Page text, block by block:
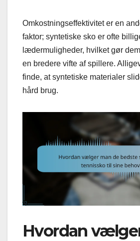
Omkostningseffektivitet er en
faktor; syntetiske sko er ofte
lædermuligheder, hvilket gør
en bredere vifte af spillere.
finde, at syntetiske materialer
hård brug.
Hvordan